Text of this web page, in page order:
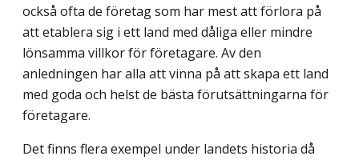
också ofta de företag som har mest att förlora på
att etablera sig i ett land med dåliga eller mindre
lönsamma villkor för företagare. Av den
anledningen har alla att vinna på att skapa ett land
med goda och helst de bästa förutsättningarna för
företagare.
Det finns flera exempel under landets historia då